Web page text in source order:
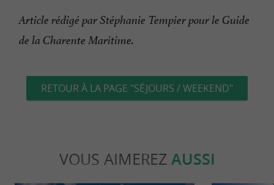
Article rédigé par Stéphanie Tempier pour le Guide
de la Charente Maritime.
RETOUR À LA PAGE "SÉJOURS / WEEKEND"
VOUS AIMEREZ AUSSI